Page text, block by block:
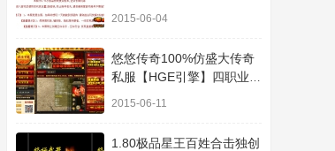
2015-06-04
悠悠传奇100%仿盛大传奇
私服【HGE引擎】四职业疯
2015-06-11
1.80极品星王百姓合击独创